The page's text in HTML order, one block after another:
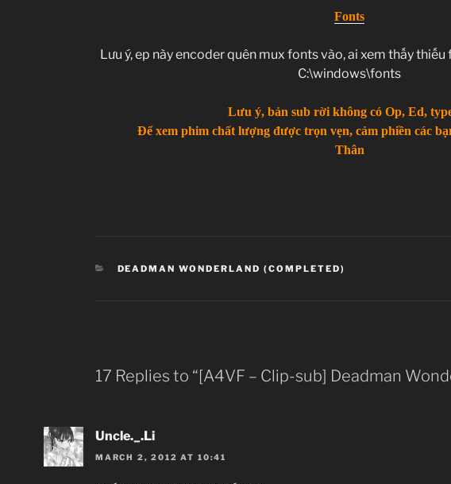
Fonts
Lưu ý, ep này encoder quên mux fonts vào, ai xem thấy
C:\windows\fonts
Lưu ý, bản sub rời không có Op, Ed,
Để xem phim chất lượng được trọn vẹn, cảm phiền các
Thân
CATEGORIES
DEADMAN WONDERLAND (COMPLETED)
17 Replies to “[A4VF – Clip-sub] Deadman
Uncle._.Li
MARCH 2, 2012 AT 10:41